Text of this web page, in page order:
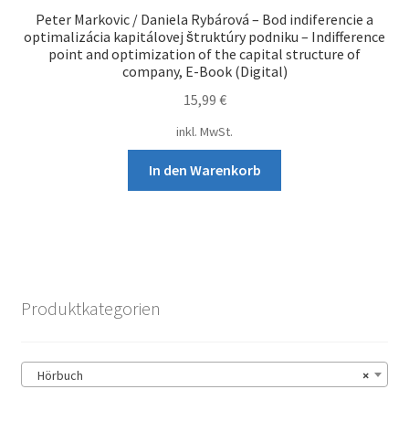
Peter Markovic / Daniela Rybárová – Bod indiferencie a
optimalizácia kapitálovej štruktúry podniku – Indifference
point and optimization of the capital structure of
company, E-Book (Digital)
15,99 €
inkl. MwSt.
In den Warenkorb
Produktkategorien
×
Hörbuch